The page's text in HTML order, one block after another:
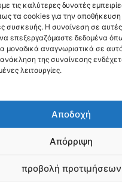
τις καλύτερες δυνατές
τα cookies για την
συσκευής. Η συναίνεση σε αυτές
να επεξεργαζόμαστε δεδομένα
μοναδικά αναγνωριστικά σε
της συναίνεσης
λειτουργίες.
Αποδοχή
Απόρριψη
προβολή προτιμήσεων
© Happy Traveller 2014-2025